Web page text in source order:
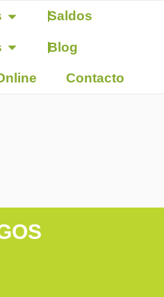
Saldos
Blog
Contacto